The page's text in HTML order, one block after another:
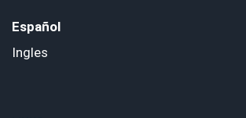
Español
Ingles